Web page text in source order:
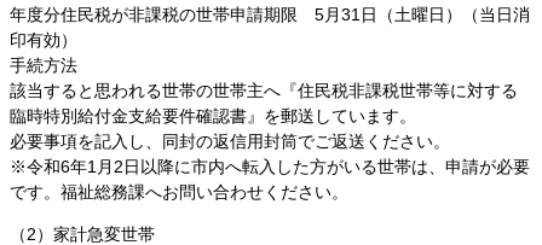
年度分住民税が非課税の世帯申請期限 5月31日（土曜日）（当日消
印有効）
手続方法
該当すると思われる世帯の世帯主へ『住民税非課税世帯等に対する
臨時特別給付金支給要件確認書』を郵送しています。
必要事項を記入し、同封の返信用封筒でご返送ください。
※令和6年1月2日以降に市内へ転入した方がいる世帯は、申請が必要
です。福祉総務課へお問い合わせください。
（2）家計急変世帯